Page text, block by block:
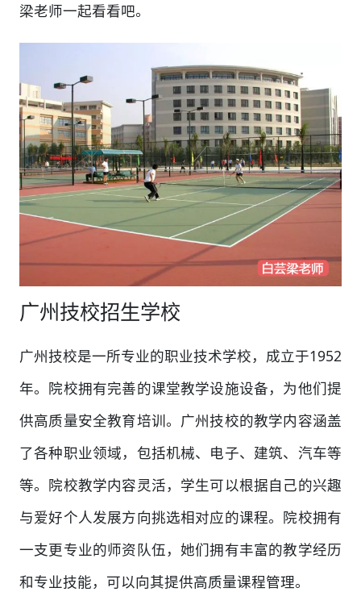
梁老师一起看看吧。
广州技校招生学校
广州技校是一所专业的职业技术学校，成立于1952
年。院校拥有完善的课堂教学设施设备，为他们提
供高质量安全教育培训。广州技校的教学内容涵盖
了各种职业领域，包括机械、电子、建筑、汽车等
等。院校教学内容灵活，学生可以根据自己的兴趣
与爱好个人发展方向挑选相对应的课程。院校拥有
一支更专业的师资队伍，她们拥有丰富的教学经历
和专业技能，可以向其提供高质量课程管理。